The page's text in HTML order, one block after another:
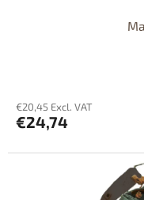
€20,45 Excl. VAT
€24,74